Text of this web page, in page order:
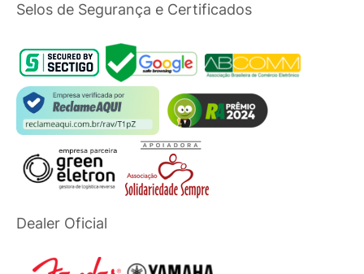
Selos de Segurança e Certificados
Dealer Oficial